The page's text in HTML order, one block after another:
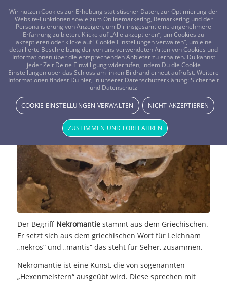
FRAGEN? KOSTENLOS ANRUFEN: 0800-8478266
Nekromantie – Sprechen mit den
Toten
NEWS & STORYS
Der Begriff Nekromantiestammt aus dem Griechischen.
Er setzt sich aus dem griechischen Wort für Leichnam
„nekros“ und „mantis“ das steht für Seher, zusammen.
Nekromantie ist eine Kunst, die von sogenannten
„Hexenmeistern“ ausgeübt wird. Diese sprechen mit
Wir nutzen Cookies zur Erhebung statistischer Daten, zur Optimierung der
Website-Funktionen sowie zum Onlinemarketing, Remarketing und der
Personalisierung von Anzeigen, um Dir insgesamt eine angenehmere
Erfahrung zu bieten. Klicke auf „Alle akzeptieren“, um Cookies zu
akzeptieren oder klicke auf "Cookie Einstellungen verwalten“, um eine
detaillierte Beschreibung der von uns verwendeten Arten von Cookies und
Informationen über die entsprechenden Anbieter zu erhalten. Du kannst
jeder Zeit Deine Einwilligung widerrufen, indem Du die Cookie
Einstellungen über das Schloss am linken Bildrand erneut aufrufst. Weitere
Informationen findest Du hier, in unserer Datenschutzerklärung: Sicherheit
und Datenschutz
COOKIE EINSTELLUNGEN VERWALTEN NICHT AKZEPTIEREN
ZUSTIMMEN UND FORTFAHREN